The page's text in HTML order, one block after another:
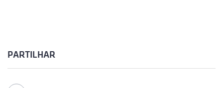
PARTILHAR